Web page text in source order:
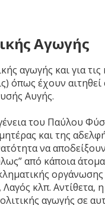
Αγωγής
αγωγής και για
όπως έχουν
Αυγής.
του Παύλου
και της
να
από κάποια
κλπ.
αγωγής σε